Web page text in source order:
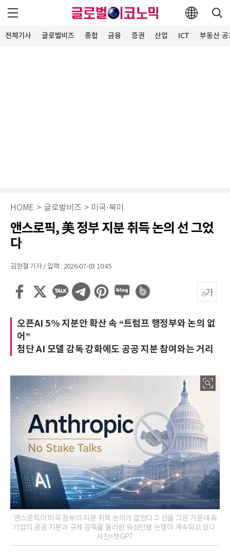
전체기사 글로벌비즈 종합 금융 증권 산업 ICT 부동산·
HOME > 글로벌비즈 > 미국·북미
앤스로픽, 美 정부 지분 취득 논의 선 그었
다
김현철 기자 / 입력 : 2026-07-03 10:45
오픈AI 5% 지분안 확산 속 “트럼프 행정부와 논의 없
어”
첨단 AI 모델 감독 강화에도 공공 지분 참여와는 거리
앤스로픽이 미국 정부의 지분 취득 논의가 없었다고 선을 그은 가운데 AI
기업의 공공 지분과 규제 감독을 둘러싼 워싱턴발 논쟁이 계속되고 있다.
사진=챗GPT